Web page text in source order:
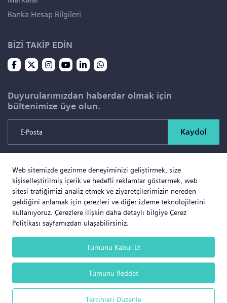
Web sitemizde gezinme deneyiminizi geliştirmek, size
kişiselleştirilmiş içerik ve hedefli reklamlar göstermek, web
sitesi trafiğimizi analiz etmek ve ziyaretçilerimizin nereden
geldiğini anlamak için çerezleri ve diğer izleme teknolojilerini
kullanıyoruz. Çerezlere ilişkin daha detaylı bilgiye Çerez
Politikası sayfamızdan ulaşabilirsiniz.
Tümünü Kabul Et
Tümünü Reddet
Tercihleri Düzenle
Banka Hesap Bilgileri
BİZİ TAKİP EDİN
Duyurularımızdan haberdar olmak için
bültenimize üye olun.
Kaydol
Copyright © 2026 SOLD PROJE SATIŞ YÖNETİMİ VE
GAYRİMENKUL İNŞAAT TİCARET LTD.ŞTİ. Tüm Hakları
Saklıdır.
Web Business® e-ticaret sistemleri ile hazırlanmıştır.